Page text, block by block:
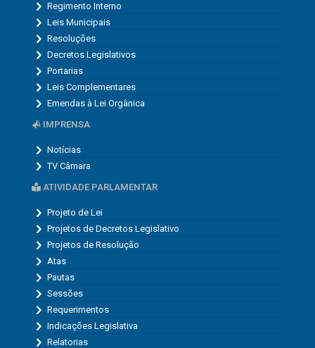
Regimento Interno
Leis Municipais
Resoluções
Decretos Legislativos
Portarias
Leis Complementares
Emendas à Lei Orgânica
IMPRENSA
Notícias
TV Câmara
ATIVIDADE PARLAMENTAR
Projeto de Lei
Projetos de Decretos Legislativo
Projetos de Resolução
Atas
Pautas
Sessões
Requerimentos
Indicações Legislativa
Relatorias